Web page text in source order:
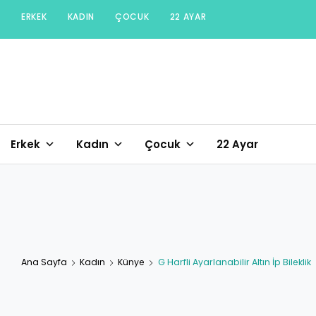
content
ERKEK KADIN ÇOCUK 22 AYAR
Erkek Kadın Çocuk 22 Ayar
Ana Sayfa Kadın Künye G Harfli Ayarlanabilir Altın İp Bileklik